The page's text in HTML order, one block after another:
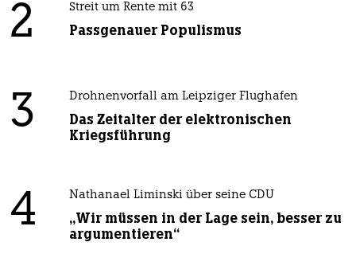
2 Streit um Rente mit 63
Passgenauer Populismus
3 Drohnenvorfall am Leipziger Flughafen
Das Zeitalter der elektronischen
Kriegsführung
4 Nathanael Liminski über seine CDU
„Wir müssen in der Lage sein, besser zu
argumentieren“